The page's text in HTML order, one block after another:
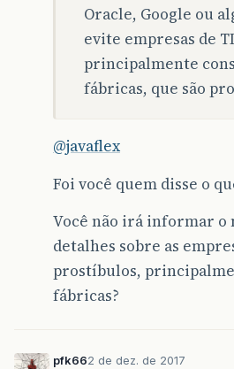
Oracle, Google ou
evite empresas de
principalmente
fábricas, que são
@javaflex
Foi você quem disse o
Você não irá informar o
detalhes sobre as
prostíbulos,
fábricas?
pfk662 de dez. de 2017